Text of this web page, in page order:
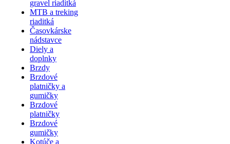
gravel riaditká
MTB a treking
riaditká
Časovkárske
nádstavce
Diely a
doplnky
Brzdy
Brzdové
platničky a
gumičky
Brzdové
platničky
Brzdové
gumičky
Kotúče a